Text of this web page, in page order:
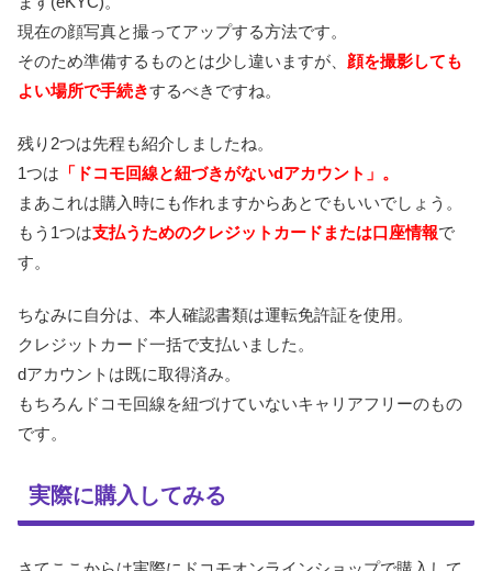
現在の顔写真と撮ってアップする方法です。
そのため準備するものとは少し違いますが、 顔を撮影しても
よい場所で手続きするべきですね。
残り2つは先程も紹介しましたね。
1つは 「ドコモ回線と紐づきがないdアカウント」。
まあこれは購入時にも作れますからあとでもいいでしょう。
もう1つは支払うためのクレジットカードまたは口座情報で
す。
ちなみに自分は、本人確認書類は運転免許証を使用。
クレジットカード一括で支払いました。
dアカウントは既に取得済み。
もちろんドコモ回線を紐づけていないキャリアフリーのもの
です。
実際に購入してみる